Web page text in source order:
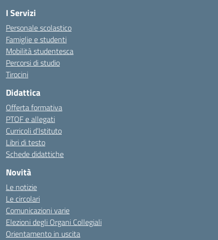
I Servizi
Personale scolastico
Famiglie e studenti
Mobilità studentesca
Percorsi di studio
Tirocini
Didattica
Offerta formativa
PTOF e allegati
Curricoli d’Istituto
Libri di testo
Schede didattiche
Novità
Le notizie
Le circolari
Comunicazioni varie
Elezioni degli Organi Collegiali
Orientamento in uscita